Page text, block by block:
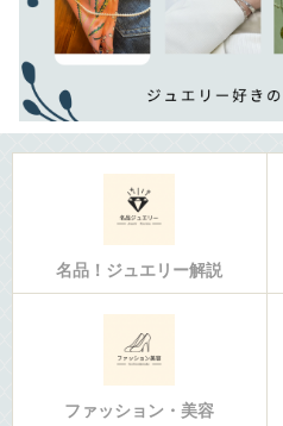
名品！ジュエリー解説
ファッション・美容